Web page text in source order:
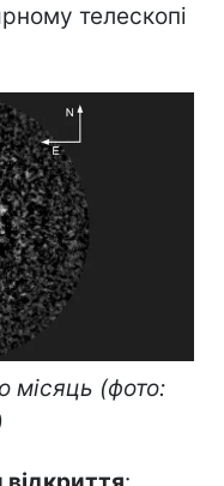
телескопі
місяць (фото: